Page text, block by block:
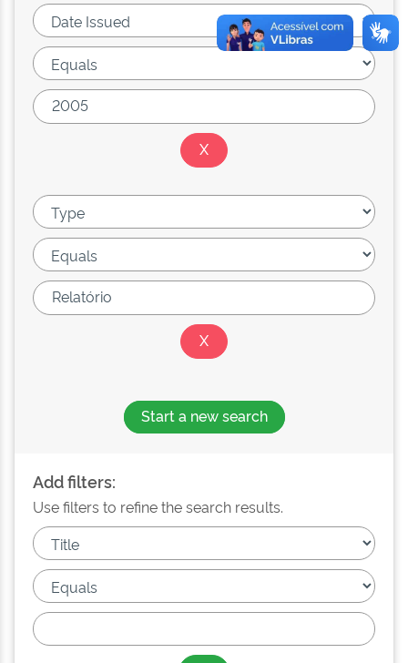
Start a new search
Add filters:
Use filters to refine the search results.